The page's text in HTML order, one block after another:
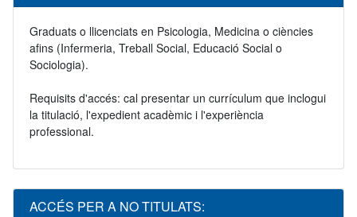
Graduats o llicenciats en Psicologia, Medicina o ciències
afins (Infermeria, Treball Social, Educació Social o
Sociologia).
Requisits d'accés: cal presentar un currículum que inclogui
la titulació, l'expedient acadèmic i l'experiència
professional.
ACCÉS PER A NO TITULATS: